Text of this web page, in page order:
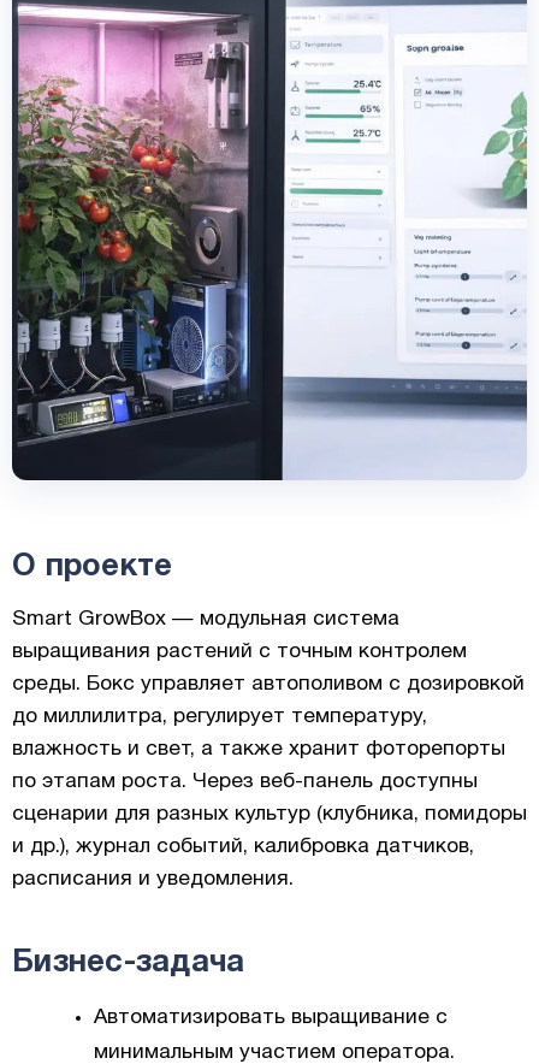
О проекте
Smart GrowBox — модульная система
выращивания растений с точным контролем
среды. Бокс управляет автополивом с дозировкой
до миллилитра, регулирует температуру,
влажность и свет, а также хранит фоторепорты
по этапам роста. Через веб-панель доступны
сценарии для разных культур (клубника, помидоры
и др.), журнал событий, калибровка датчиков,
расписания и уведомления.
Бизнес-задача
Автоматизировать выращивание с
минимальным участием оператора.